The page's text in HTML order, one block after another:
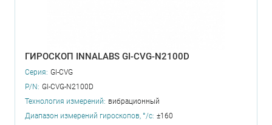
ГИРОСКОП INNALABS GI-CVG-N2100D
Серия: GI-CVG
P/N: GI-CVG-N2100D
Технология измерений: вибрационный
Диапазон измерений гироскопов, °/с: ±160